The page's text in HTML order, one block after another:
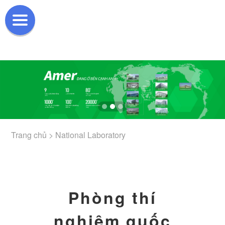
Trang chủ > National Laboratory
Phòng thí
nghiệm quốc